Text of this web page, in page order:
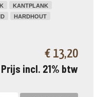
KANTPLANK
HARDHOUT
€ 13,20
Prijs incl. 21% btw